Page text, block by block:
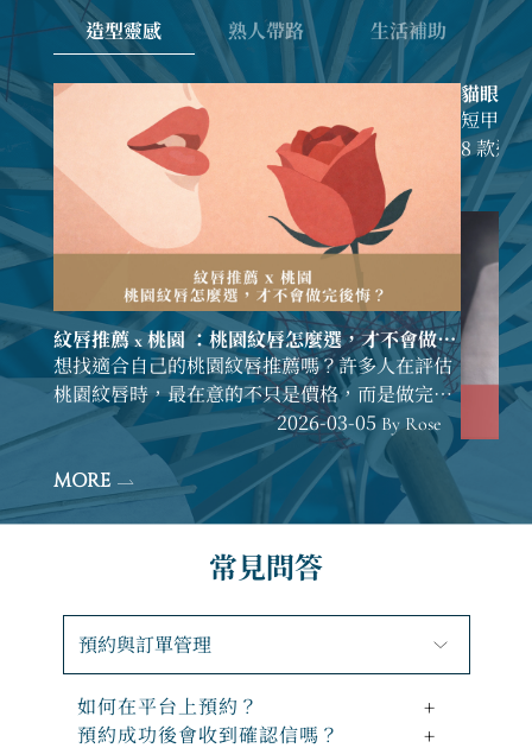
造型靈感 熟人帶路 生活補助
紋唇推薦 x 桃園 ：桃園紋唇怎麼選，才不會做完
後悔 ？
想找適合自己的桃園紋唇推薦嗎？許多人在評估
桃園紋唇時，最在意的不只是價格，而是做完後
是否自然、修復期會不會影響生活；本文整理桃
園紋唇常見操作方向，並結合實際案例說明霧唇
如何調整唇色氣色、改善暗沉，同時分享紋唇保
養重點，幫助你在諮詢前釐清需求，選擇真正適
2026-03-05 By Rose
貓眼美
短甲也
8 款適
雜誌女
佈、色
美甲
楚且耐
MORE
常見問答
預約與訂單管理
如何在平台上預約？
+
預約成功後會收到確認信嗎？
+